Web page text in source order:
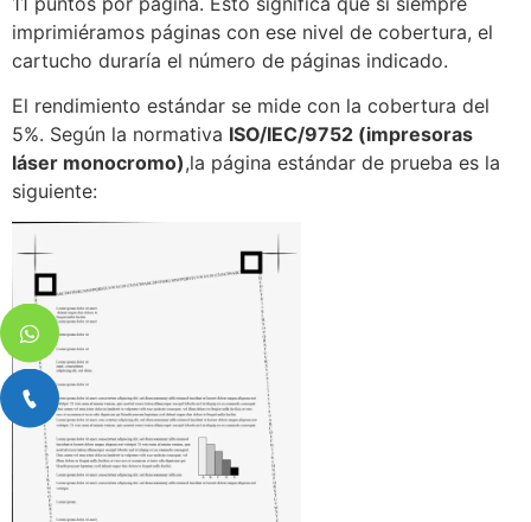
imprimiéramos páginas con ese nivel de cobertura, el
cartucho duraría el número de páginas indicado.
El rendimiento estándar se mide con la cobertura del
5%. Según la normativa ISO/IEC/9752 (impresoras
láser monocromo),la página estándar de prueba es la
siguiente: